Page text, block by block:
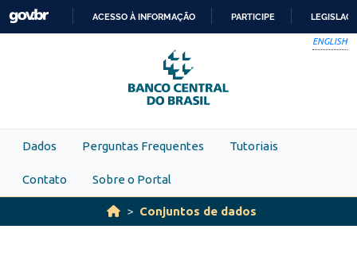
Skip to main content
PARA
O
CONTEÚDO
ACESSO À INFORMAÇÃO PARTICIPE
ENGLISH
Dados Perguntas Frequentes Tutoriais
Contato Sobre o Portal
Conjuntos de dados